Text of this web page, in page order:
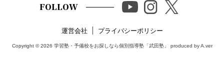
FOLLOW
運営会社 プライバシーポリシー
Copyright © 2026 学習塾・予備校をお探しなら個別指導塾「武田塾」 produced by A.ver